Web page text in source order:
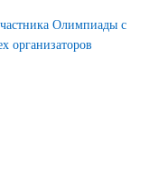
Олимпиады с
организаторов